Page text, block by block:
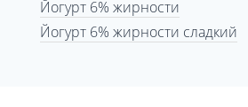
Йогурт 6% жирности
Йогурт 6% жирности сладкий